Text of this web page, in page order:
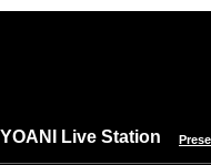
YOANI Live Station